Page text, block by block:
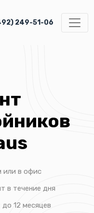
249-51-06
или в офис
в течение дня
12 месяцев